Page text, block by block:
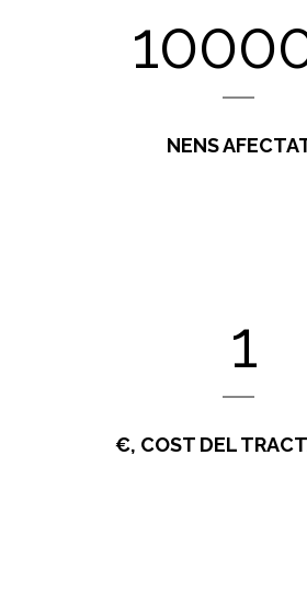
NENS
1
€, COST DEL